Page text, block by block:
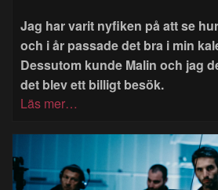
Jag har varit nyfiken på att se
och i år passade det bra i min
Dessutom kunde Malin och jag
det blev ett billigt besök.
Läs mer…